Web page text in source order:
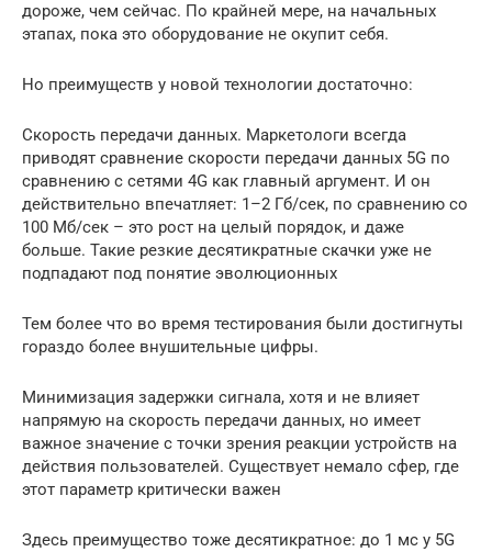
дороже, чем сейчас. По крайней мере, на начальных
этапах, пока это оборудование не окупит себя.
Но преимуществ у новой технологии достаточно:
Скорость передачи данных. Маркетологи всегда
приводят сравнение скорости передачи данных 5G по
сравнению с сетями 4G как главный аргумент. И он
действительно впечатляет: 1–2 Гб/сек, по сравнению со
100 Мб/сек – это рост на целый порядок, и даже
больше. Такие резкие десятикратные скачки уже не
подпадают под понятие эволюционных
Тем более что во время тестирования были достигнуты
гораздо более внушительные цифры.
Минимизация задержки сигнала, хотя и не влияет
напрямую на скорость передачи данных, но имеет
важное значение с точки зрения реакции устройств на
действия пользователей. Существует немало сфер, где
этот параметр критически важен
Здесь преимущество тоже десятикратное: до 1 мс у 5G